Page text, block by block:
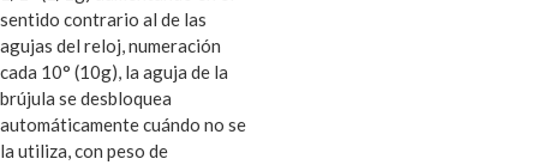
sentido contrario al de las
agujas del reloj, numeración
cada 10° (10g), la aguja de la
brújula se desbloquea
automáticamente cuándo no se
la utiliza, con peso de